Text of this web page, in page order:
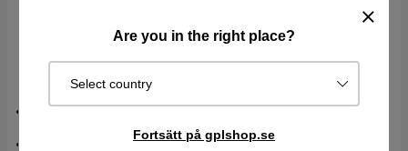
Are you in the right place?
Select country
Fortsätt på gplshop.se
Skarvdon för
robotgräsklippare 5st
Skarvkoppling för
För att ansluta till
Original 3M koppling